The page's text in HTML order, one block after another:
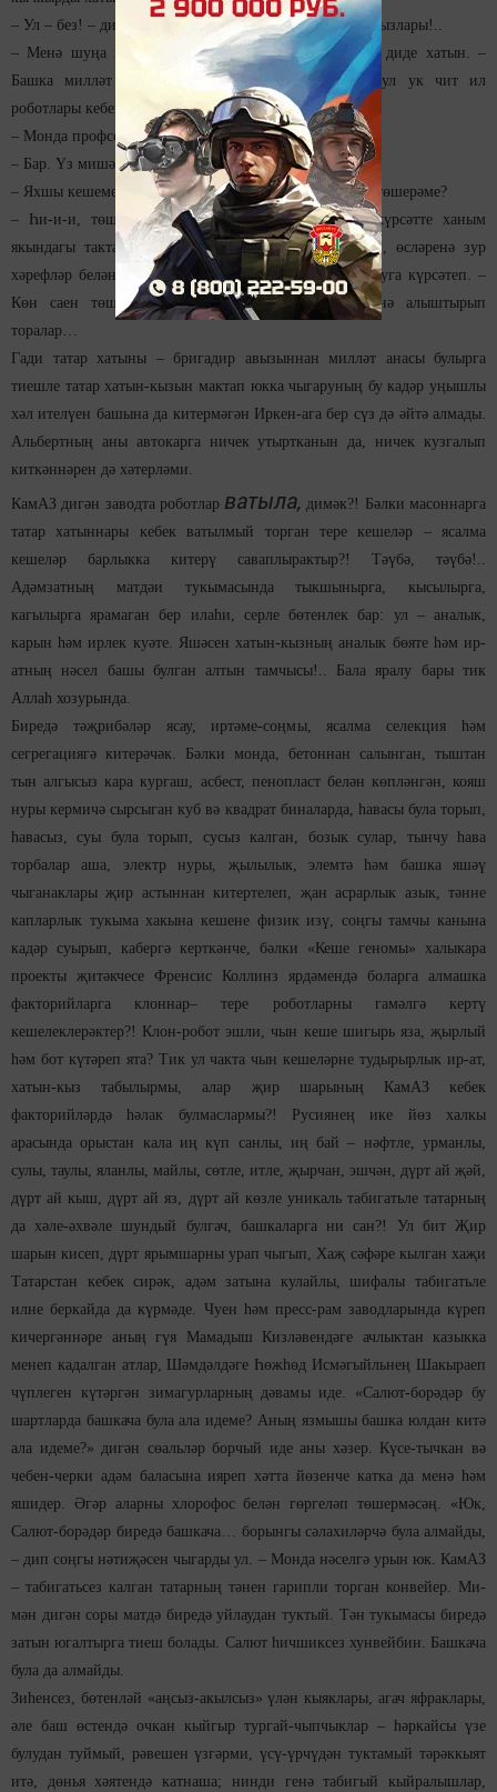
– Ул – без! – дип кабатлады конвейер. – Татар хатын-кызлары!..
– Менә шуңа күрә биредә татарлар гына эшли… – диде хатын. –
Башка милләт кызлары түзә алмый. Башкалар, шул ук чит ил
роботлары кебек, тиз сафтан чыгалар…
– Монда профсоюз бардыр?
– Бар. Үз мишәребез. Гүретдинов Үмәр.
– Яхшы кешеме соң? Эшчеләр өчен тырышамы? Искә төшерәме?
– Һи-и-и, төшермиме соң!.. Әнә! – дип төртеп күрсәтте ханым
якындагы тактага фужер һәм шешә сурәте төшереп, өсләренә зур
хәрефләр белән «С днем рождения»! дип язылган язуга күрсәтеп. –
Көн саен төшерә. Такталарына исемнәребезне генә алыштырып
торалар…
Гади татар хатыны – бригадир авызыннан милләт анасы булырга
тиешле татар хатын-кызын мактап юкка чыгаруның бу кадәр уңышлы
хәл ителүен башына да китермәгән Иркен-ага бер сүз дә әйтә алмады.
Альбертның аны автокарга ничек утыртканын да, ничек кузгалып
киткәннәрен дә хәтерләми.
КамАЗ дигән заводта роботлар ватыла, димәк?! Бәлки масоннарга
татар хатыннары кебек ватылмый торган тере кешеләр – ясалма
кешеләр барлыкка китерү саваплырактыр?! Тәүбә, тәүбә!..
Адәмзатның матдәи тукымасында тыкшынырга, кысылырга,
кагылырга ярамаган бер илаһи, серле бөтенлек бар: ул – аналык,
карын һәм ирлек куәте. Яшәсен хатын-кызның аналык бөяте һәм ир-
атның нәсел башы булган алтын тамчысы!.. Бала яралу бары тик
Аллаһ хозурында.
Биредә тәҗрибәләр ясау, иртәме-соңмы, ясалма селекция һәм
сегрегациягә китерәчәк. Бәлки монда, бетоннан салынган, тыштан
тын алгысыз кара кургаш, асбест, пенопласт белән көпләнгән, кояш
нуры кермичә сырсыган куб вә квадрат биналарда, һавасы була торып,
һавасыз, суы була торып, сусыз калган, бозык сулар, тынчу һава
торбалар аша, электр нуры, җылылык, элемтә һәм башка яшәү
чыганаклары җир астыннан китертелеп, җан асрарлык азык, тәнне
капларлык тукыма хакына кешене физик изү, соңгы тамчы канына
кадәр суырып, кабергә керткәнче, бәлки «Кеше геномы» халыкара
проекты җитәкчесе Френсис Коллинз ярдәмендә боларга алмашка
факторийларга клоннар– тере роботларны гамәлгә кертү
кешелеклерәктер?! Клон-робот эшли, чын кеше шигырь яза, җырлый
һәм бот күтәреп ята? Тик ул чакта чын кешеләрне тудырырлык ир-ат,
хатын-кыз табылырмы, алар җир шарының КамАЗ кебек
факторийләрдә һәлак булмаслармы?! Русиянең ике йөз халкы
арасында орыстан кала иң күп санлы, иң бай – нәфтле, урманлы,
сулы, таулы, яланлы, майлы, сөтле, итле, җырчан, эшчән, дүрт ай җәй,
дүрт ай кыш, дүрт ай яз, дүрт ай көзле уникаль табигатьле татарның
да хәле-әхвәле шундый булгач, башкаларга ни сан?! Ул бит Җир
шарын кисеп, дүрт ярымшарны урап чыгып, Хаҗ сәфәре кылган хаҗи
Татарстан кебек сирәк, адәм затына кулайлы, шифалы табигатьле
илне беркайда да күрмәде. Чуен һәм пресс-рам заводларында күреп
кичергәннәре аның гүя Мамадыш Кизләвендәге ачлыктан казыкка
менеп кадалган атлар, Шәмдәлдәге Һөжһөд Исмәгыйльнең Шакыраеп
чүплеген күтәргән зимагурларның дәвамы иде. «Салют-борәдәр бу
шартларда башкача була ала идеме? Аның язмышы башка юлдан китә
ала идеме?» дигән сөальләр борчый иде аны хәзер. Күсе-тычкан вә
чебен-черки адәм баласына ияреп хәтта йөзенче катка да менә һәм
яшидер. Әгәр аларны хлорофос белән гөргеләп төшермәсәң. «Юк,
Салют-борәдәр биредә башкача… борынгы сәлахиләрчә була алмайды,
– дип соңгы нәтиҗәсен чыгарды ул. – Монда нәселгә урын юк. КамАЗ
– табигатьсез калган татарның тәнен гарипли торган конвейер. Ми-
мән дигән соры матдә биредә уйлаудан туктый. Тән тукымасы биредә
затын югалтырга тиеш болады. Салют һичшиксез хунвейбин. Башкача
була да алмайды.
Зиһенсез, бөтенләй «аңсыз-акылсыз» үлән кыяклары, агач яфраклары,
әле баш өстендә очкан кыйгыр тургай-чыпчыклар – һәркайсы үзе
булудан туймый, рәвешен үзгәрми, үсү-үрчүдән туктамый тәрәккыят
итә, дөнья хәятендә катнаша; нинди генә табигый кыйралышлар,